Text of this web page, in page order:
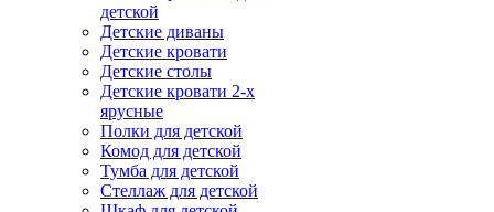
детской
Детские диваны
Детские кровати
Детские столы
Детские кровати 2-х
ярусные
Полки для детской
Комод для детской
Тумба для детской
Стеллаж для детской